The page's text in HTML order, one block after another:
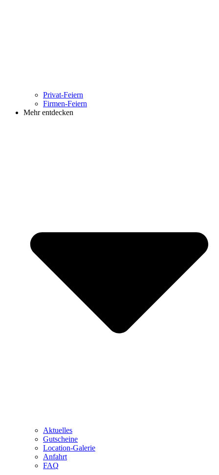
Privat-Feiern
Firmen-Feiern
Mehr entdecken
Aktuelles
Gutscheine
Location-Galerie
Anfahrt
FAQ